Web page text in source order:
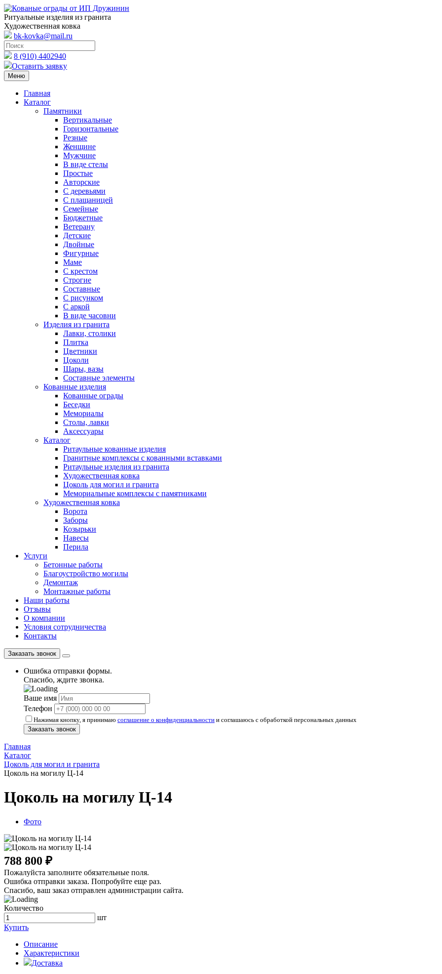
Ритуальные изделия из гранита
Художественная ковка
bk-kovka@mail.ru
8 (910) 4402940
Оставить заявку
Меню
Главная
Каталог
Памятники
Вертикальные
Горизонтальные
Резные
Женщине
Мужчине
В виде стелы
Простые
Авторские
С деревьями
С плащаницей
Семейные
Бюджетные
Ветерану
Детские
Двойные
Фигурные
Маме
С крестом
Строгие
Составные
С рисунком
С аркой
В виде часовни
Изделия из гранита
Лавки, столики
Плитка
Цветники
Цоколи
Шары, вазы
Составные элементы
Кованные изделия
Кованные ограды
Беседки
Мемориалы
Столы, лавки
Аксессуары
Каталог
Ритаульные кованные изделия
Гранитные комплексы с кованными вставками
Ритаульные изделия из гранита
Художественная ковка
Цоколь для могил и гранита
Мемориальные комплексы с памятниками
Художественная ковка
Ворота
Заборы
Козырьки
Навесы
Перила
Услуги
Бетонные работы
Благоустройство могилы
Демонтаж
Монтажные работы
Наши работы
Отзывы
О компании
Условия сотрудничества
Контакты
Заказать звонок
Ошибка отправки формы.
Спасибо, ждите звонка.
Ваше имя
Телефон
Нажимая кнопку, я принимаю соглашение о конфиденциальности и соглашаюсь с обработкой персональных данных
Заказать звонок
Главная
Каталог
Цоколь для могил и гранита
Цоколь на могилу Ц-14
Цоколь на могилу Ц-14
Фото
788 800 ₽
Пожалуйста заполните обязательные поля.
Ошибка отправки заказа. Попробуйте еще раз.
Спасибо, ваш заказ отправлен администрации сайта.
Количество
шт
Купить
Описание
Характеристики
Доставка